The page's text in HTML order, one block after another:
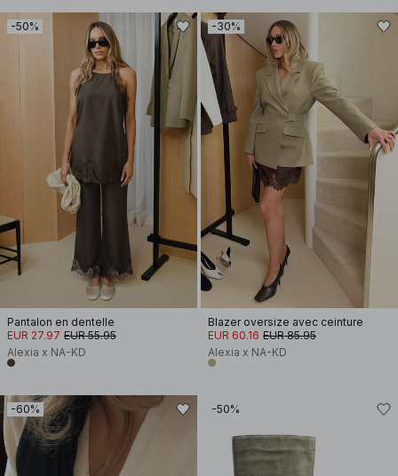
-50%
Pantalon en dentelle
EUR 27.97 EUR 55.95
Alexia x NA-KD
-30%
Blazer oversize avec ceinture
EUR 60.16 EUR 85.95
Alexia x NA-KD
-60% -50%